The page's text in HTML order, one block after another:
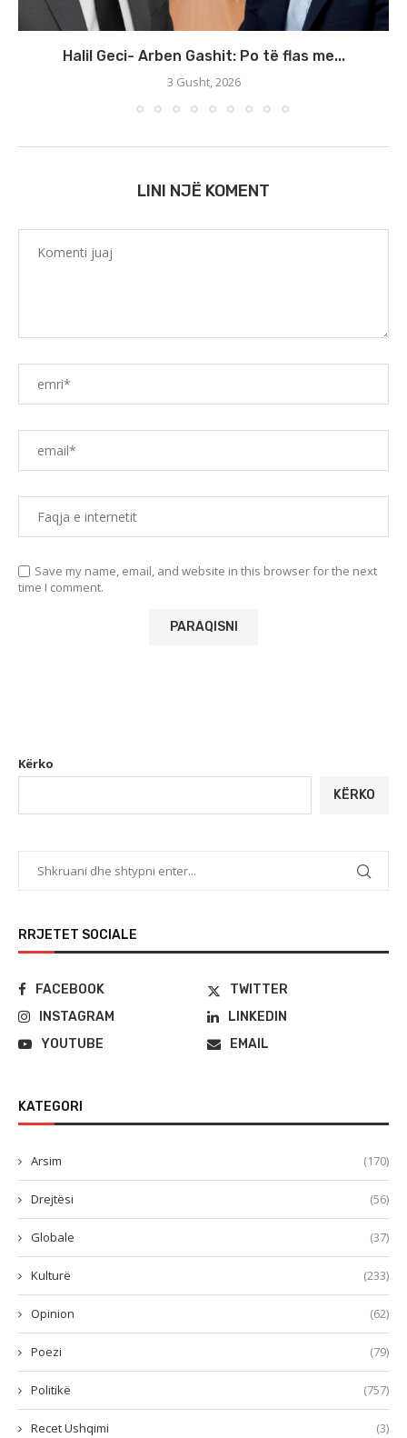
Halil Geci- Arben Gashit: Po të flas me...
3 Gusht, 2026
LINI NJË KOMENT
Save my name, email, and website in this browser for the next
time I comment.
Kërko
KËRKO
RRJETET SOCIALE
FACEBOOK
TWITTER
INSTAGRAM
LINKEDIN
YOUTUBE
EMAIL
KATEGORI
Arsim (170)
Drejtësi (56)
Globale (37)
Kulturë (233)
Opinion (62)
Poezi (79)
Politikë (757)
Recet Ushqimi (3)